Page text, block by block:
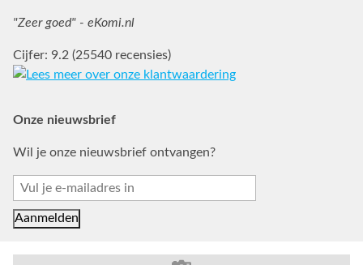
"Zeer goed" - eKomi.nl
Cijfer: 9.2 (25540 recensies)
Onze nieuwsbrief
Wil je onze nieuwsbrief ontvangen?